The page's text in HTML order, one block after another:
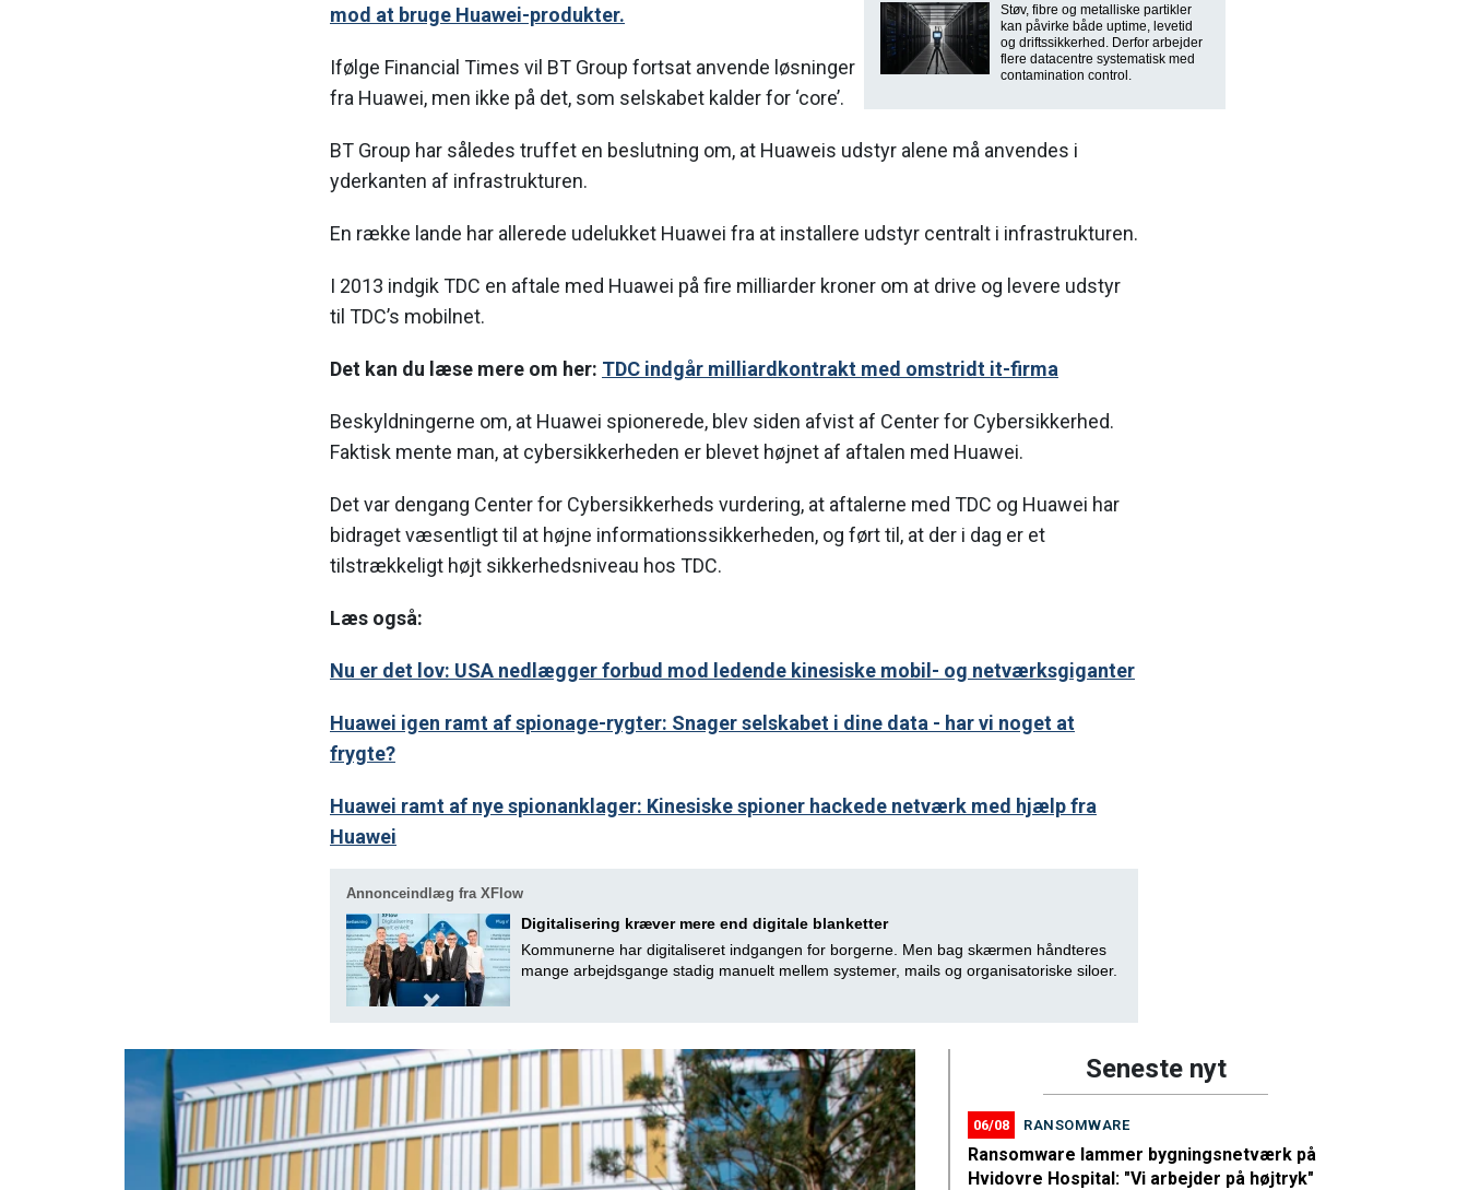
Støv, fibre og metalliske partikler
kan påvirke både uptime, levetid
og driftssikkerhed. Derfor arbejder
flere datacentre systematisk med
contamination control.
mod at bruge Huawei-produkter.
Ifølge Financial Times vil BT Group fortsat anvende løsninger
fra Huawei, men ikke på det, som selskabet kalder for ‘core’.
BT Group har således truffet en beslutning om, at Huaweis udstyr alene må anvendes i
yderkanten af infrastrukturen.
En række lande har allerede udelukket Huawei fra at installere udstyr centralt i infrastrukturen.
I 2013 indgik TDC en aftale med Huawei på fire milliarder kroner om at drive og levere udstyr
til TDC’s mobilnet.
Det kan du læse mere om her: TDC indgår milliardkontrakt med omstridt it-firma
Beskyldningerne om, at Huawei spionerede, blev siden afvist af Center for Cybersikkerhed.
Faktisk mente man, at cybersikkerheden er blevet højnet af aftalen med Huawei.
Det var dengang Center for Cybersikkerheds vurdering, at aftalerne med TDC og Huawei har
bidraget væsentligt til at højne informationssikkerheden, og ført til, at der i dag er et
tilstrækkeligt højt sikkerhedsniveau hos TDC.
Læs også:
Nu er det lov: USA nedlægger forbud mod ledende kinesiske mobil- og netværksgiganter
Huawei igen ramt af spionage-rygter: Snager selskabet i dine data - har vi noget at
frygte?
Huawei ramt af nye spionanklager: Kinesiske spioner hackede netværk med hjælp fra
Huawei
Annonceindlæg fra XFlow
Digitalisering kræver mere end digitale blanketter
Kommunerne har digitaliseret indgangen for borgerne. Men bag skærmen håndteres
mange arbejdsgange stadig manuelt mellem systemer, mails og organisatoriske siloer.
Seneste nyt
06/08 RANSOMWARE
Ransomware lammer bygningsnetværk på
Hvidovre Hospital: "Vi arbejder på højtryk"